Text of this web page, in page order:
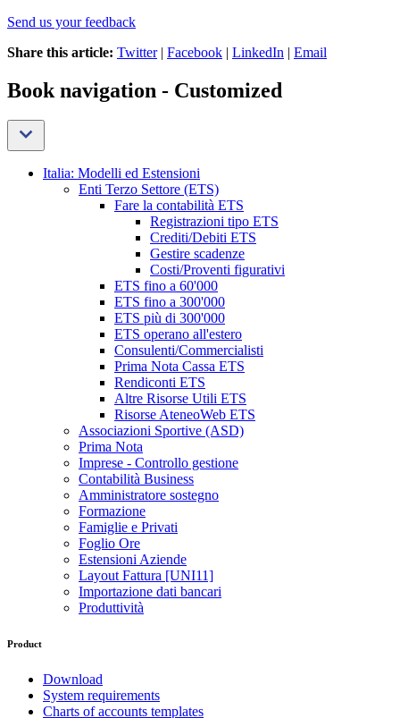
Send us your feedback
Share this article: Twitter| Facebook | LinkedIn | Email
Book navigation - Customized
Italia: Modelli ed Estensioni
Enti Terzo Settore (ETS)
Fare la contabilità ETS
Registrazioni tipo ETS
Crediti/Debiti ETS
Gestire scadenze
Costi/Proventi figurativi
ETS fino a 60'000
ETS fino a 300'000
ETS più di 300'000
ETS operano all'estero
Consulenti/Commercialisti
Prima Nota Cassa ETS
Rendiconti ETS
Altre Risorse Utili ETS
Risorse AteneoWeb ETS
Associazioni Sportive (ASD)
Prima Nota
Imprese - Controllo gestione
Contabilità Business
Amministratore sostegno
Formazione
Famiglie e Privati
Foglio Ore
Estensioni Aziende
Layout Fattura [UNI11]
Importazione dati bancari
Produttività
Product
Download
System requirements
Charts of accounts templates